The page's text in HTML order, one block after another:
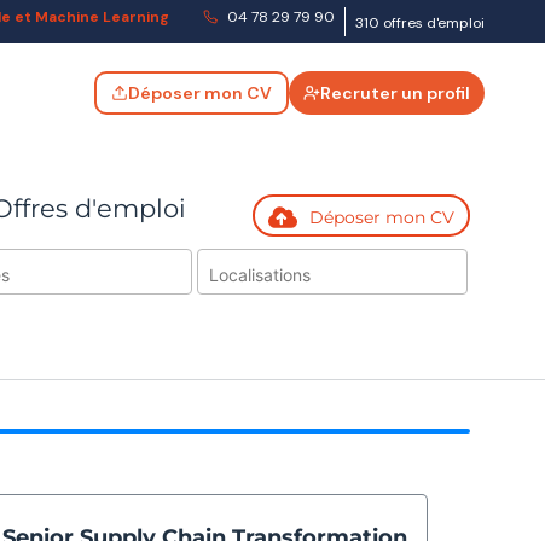
et Machine Learning 04 78 29 79 90 310 offres d'emploi
Déposer mon CV Recruter un profil
d'emploi Déposer mon CV